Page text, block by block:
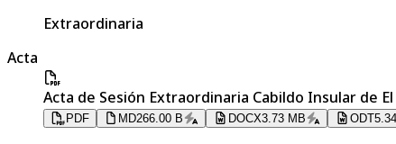
Extraordinaria
Acta
Acta de Sesión Extraordinaria Cabildo Insular de
PDF MD266.00 B DOCX3.73 MB ODT